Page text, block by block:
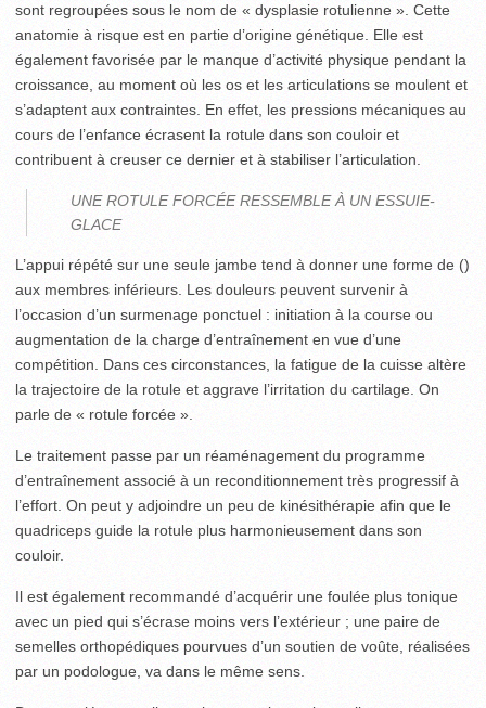
sont regroupées sous le nom de « dysplasie rotulienne ». Cette
anatomie à risque est en partie d’origine génétique. Elle est
également favorisée par le manque d’activité physique pendant la
croissance, au moment où les os et les articulations se moulent et
s’adaptent aux contraintes. En effet, les pressions mécaniques au
cours de l’enfance écrasent la rotule dans son couloir et
contribuent à creuser ce dernier et à stabiliser l’articulation.
UNE ROTULE FORCÉE RESSEMBLE À UN ESSUIE-
GLACE
L’appui répété sur une seule jambe tend à donner une forme de ()
aux membres inférieurs. Les douleurs peuvent survenir à
l’occasion d’un surmenage ponctuel : initiation à la course ou
augmentation de la charge d’entraînement en vue d’une
compétition. Dans ces circonstances, la fatigue de la cuisse altère
la trajectoire de la rotule et aggrave l’irritation du cartilage. On
parle de « rotule forcée ».
Le traitement passe par un réaménagement du programme
d’entraînement associé à un reconditionnement très progressif à
l’effort. On peut y adjoindre un peu de kinésithérapie afin que le
quadriceps guide la rotule plus harmonieusement dans son
couloir.
Il est également recommandé d’acquérir une foulée plus tonique
avec un pied qui s’écrase moins vers l’extérieur ; une paire de
semelles orthopédiques pourvues d’un soutien de voûte, réalisées
par un podologue, va dans le même sens.